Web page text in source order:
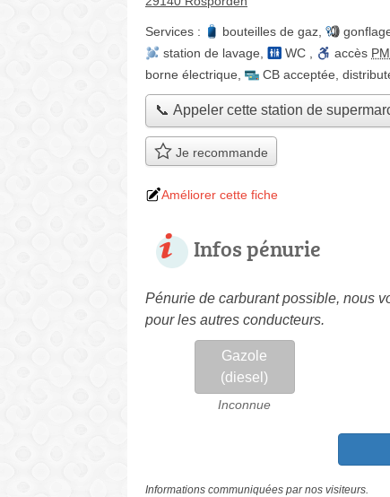
Services : bouteilles de gaz
station de lavage
WC accès
borne électrique
CB acceptée
📞 Appeler cette station de
Je recommande
Améliorer cette fiche
Infos pénurie
Pénurie de carburant possible, nous
pour les autres conducteurs.
Gazole
(diesel)
Inconnue
Informations communiquées par nos visiteurs.